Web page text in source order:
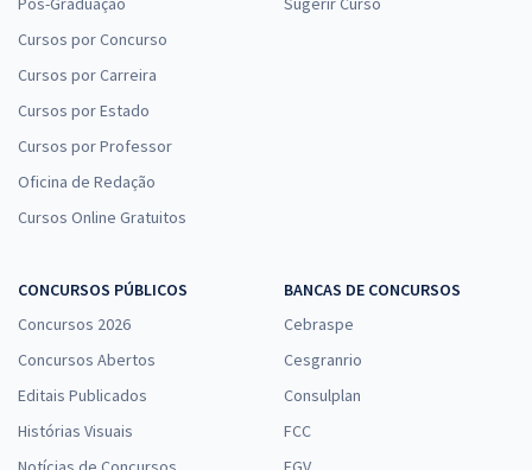
Cursos por Concurso
Cursos por Carreira
Cursos por Estado
Cursos por Professor
Oficina de Redação
Cursos Online Gratuitos
CONCURSOS PÚBLICOS
Concursos 2026
Concursos Abertos
Editais Publicados
Histórias Visuais
BANCAS DE CONCURSOS
Cebraspe
Cesgranrio
Consulplan
FCC